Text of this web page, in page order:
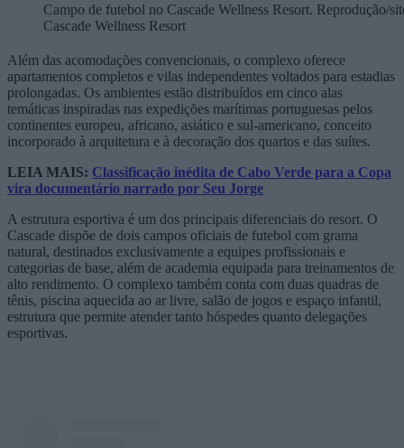
Campo de futebol no Cascade Wellness Resort. Reprodução/
Cascade Wellness Resort
Além das acomodações convencionais, o complexo oferece
apartamentos completos e vilas independentes voltados para estadias
prolongadas. Os ambientes estão distribuídos em cinco alas
temáticas inspiradas nas expedições marítimas portuguesas pelos
continentes europeu, africano, asiático e sul-americano, conceito
incorporado à arquitetura e à decoração dos quartos e das suítes.
LEIA MAIS: Classificação inédita de Cabo Verde para a Copa
vira documentário narrado por Seu Jorge
A estrutura esportiva é um dos principais diferenciais do resort. O
Cascade dispõe de dois campos oficiais de futebol com grama
natural, destinados exclusivamente a equipes profissionais e
categorias de base, além de academia equipada para treinamentos de
alto rendimento. O complexo também conta com duas quadras de
tênis, piscina aquecida ao ar livre, salão de jogos e espaço infantil,
estrutura que permite atender tanto hóspedes quanto delegações
esportivas.